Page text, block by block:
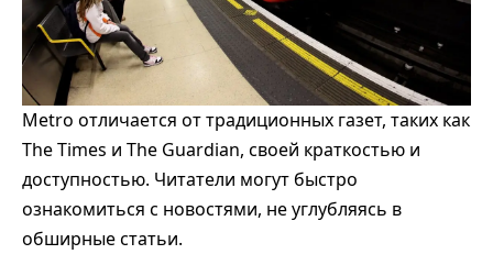
Metro отличается от традиционных газет, таких как
The Times и The Guardian, своей краткостью и
доступностью. Читатели могут быстро
ознакомиться с новостями, не углубляясь в
обширные статьи.